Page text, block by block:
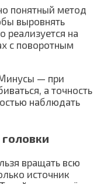
понятный метод
выровнять
реализуется на
с поворотным
— при
а точность
наблюдать
вращать всю
источник